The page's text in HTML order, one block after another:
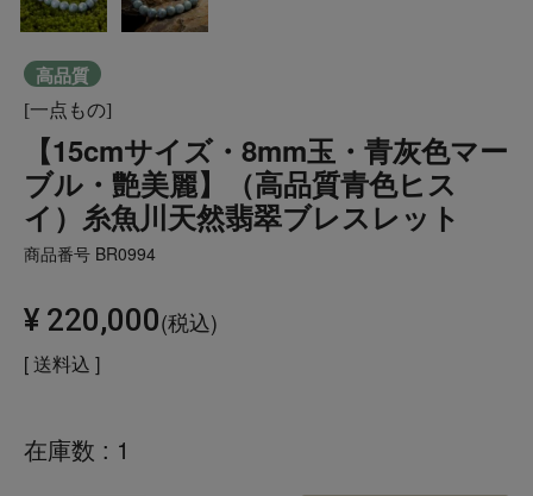
高品質
[一点もの]
【15cmサイズ・8mm玉・青灰色マー
ブル・艶美麗】（高品質青色ヒス
イ）糸魚川天然翡翠ブレスレット
商品番号 BR0994
¥ 220,000 税込
送料込
在庫数 1